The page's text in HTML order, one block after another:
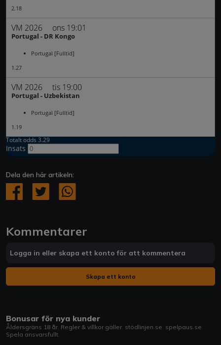
Dela den här artikeln:
Kommentarer
Logga in eller skapa ett konto för att kommentera
Skapa ett konto
Bonusar för nya kunder
Åldersgräns 18 år. Regler & villkor gäller. stödlinjen.se. spelpaus.se.
Spela ansvarsfullt.